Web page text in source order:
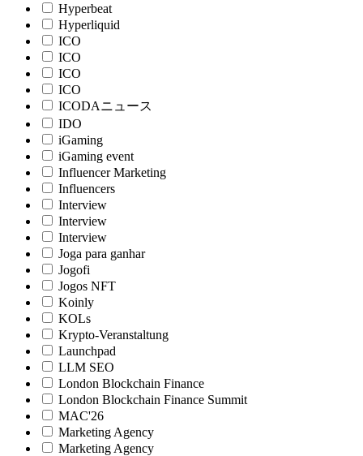
Hyperbeat
Hyperliquid
ICO
ICO
ICO
ICO
ICODAニュース
IDO
iGaming
iGaming event
Influencer Marketing
Influencers
Interview
Interview
Interview
Joga para ganhar
Jogofi
Jogos NFT
Koinly
KOLs
Krypto-Veranstaltung
Launchpad
LLM SEO
London Blockchain Finance
London Blockchain Finance Summit
MAC'26
Marketing Agency
Marketing Agency